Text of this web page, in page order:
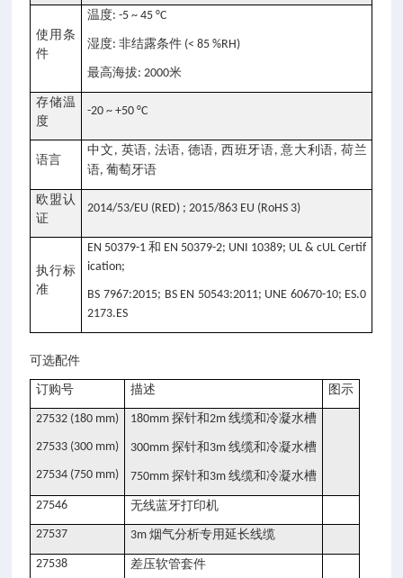
使用条
件
温度: -5 ~ 45 °C
湿度:非结露条件 (< 85 %RH)
最高海拔: 2000米
存储温
度
-20 ~ +50 °C
语言
中文 , 英语, 法语, 德语, 西班牙语,意大利语, 荷兰
语,葡萄牙语
欧盟认
证
2014/53/EU (RED) ; 2015/863 EU (RoHS 3)
执行标
准
EN 50379-1和 EN 50379-2; UNI 10389; UL & cUL Certif
ication;
BS 7967:2015; BS EN 50543:2011; UNE 60670-10; ES.0
2173.ES
可选配件
订购号 描述 图示
27532 (180 mm)
27533 (300 mm)
27534 (750 mm)
180mm探针和2m线缆和冷凝水槽
300mm探针和 3m线缆和冷凝水槽
750mm探针和 3m线缆和冷凝水槽
27546 无线蓝牙打印机
27537 3m烟气分析专用延长线缆
27538 差压软管套件